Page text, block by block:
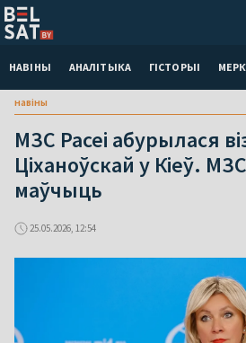
НАВІНЫ АНАЛІТЫКА ГІСТОРЫІ
навіны
МЗС Расеі абурылася
Ціханоўскай у Кіеў.
маўчыць
25.05.2026, 12:54